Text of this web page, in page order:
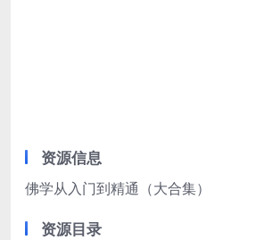
资源信息
佛学从入门到精通（大合集）
资源目录